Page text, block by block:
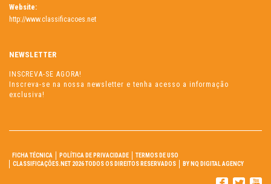
Website:
http://www.classificacoes.net
NEWSLETTER
INSCREVA-SE AGORA!
Inscreva-se na nossa newsletter e tenha acesso a informação
exclusiva!
FICHA TÉCNICA POLÍTICA DE PRIVACIDADE
TERMOS DE USO
CLASSIFICAÇÕES.NET 2026 TODOS OS DIREITOS RESERVADOS
BY NQ DIGITAL AGENCY